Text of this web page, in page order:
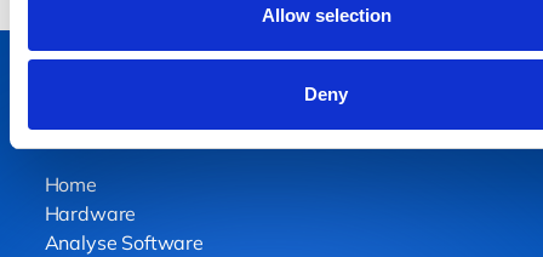
Allow selection
Deny
Home
Hardware
Analyse Software